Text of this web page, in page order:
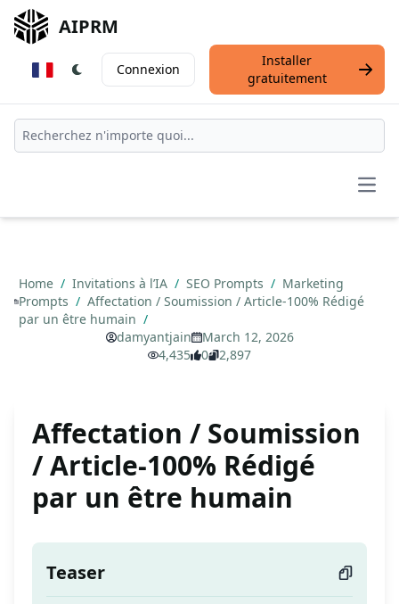
AIPRM
Connexion
Installer
gratuitement
Home / Invitations à l’IA / SEO Prompts / Marketing
Prompts / Affectation / Soumission / Article-100% Rédigé
par un être humain /
damyantjain
March 12, 2026
4,435
0 2,897
Affectation / Soumission
/ Article-100% Rédigé
par un être humain
Teaser